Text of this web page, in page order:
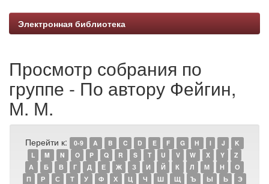
Электронная библиотека
Просмотр собрания по
группе - По автору Фейгин,
М. М.
Перейти к: 0-9 A B C D E F G H I J
K
L
M N O P Q R S T U V W X Y
Z
А
Б В Г Д Е Ж З И Й К Л М Н
О
П
Р С Т У Ф Х Ц Ч Ш Щ Ъ Ы Ь
Э